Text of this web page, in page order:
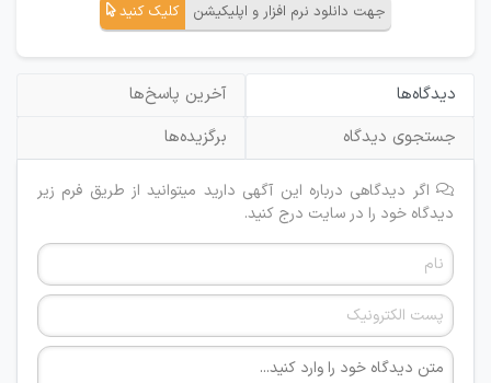
جهت دانلود نرم افزار و اپلیکیشن کلیک کنید
دیدگاه‌ها
آخرین پاسخ‌ها
جستجوی دیدگاه
برگزیده‌ها
اگر دیدگاهی درباره این آگهی دارید میتوانید از طریق فرم زیر
دیدگاه خود را در سایت درج کنید.